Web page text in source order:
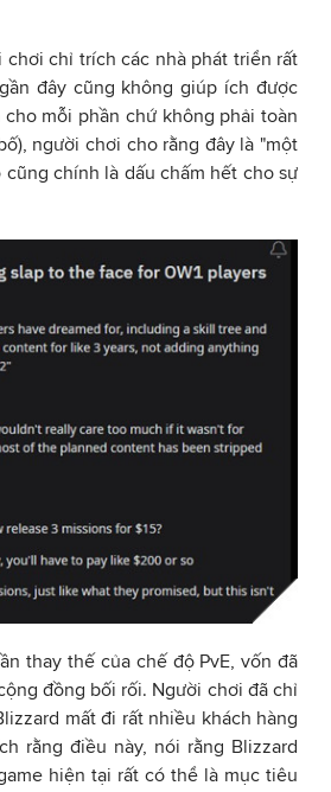
chơi chỉ trích các nhà phát triển rất
đây cũng không giúp ích được
mỗi phần chứ không phải toàn
người chơi cho rằng đây là "một
chính là dấu chấm hết cho sự
thay thế của chế độ PvE, vốn đã
đồng bối rối. Người chơi đã chỉ
mất đi rất nhiều khách hàng
rằng điều này, nói rằng Blizzard
hiện tại rất có thể là mục tiêu